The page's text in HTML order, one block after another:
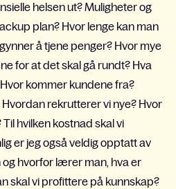
helsen ut? Muligheter og
plan? Hvor lenge kan man
å tjene penger? Hvor mye
for at det skal gå rundt? Hva
kommer kundene fra?
rekrutterer vi nye? Hvor
hvilken kostnad skal vi
er jeg også veldig opptatt av
hvorfor lærer man, hva er
skal vi profittere på kunnskap?